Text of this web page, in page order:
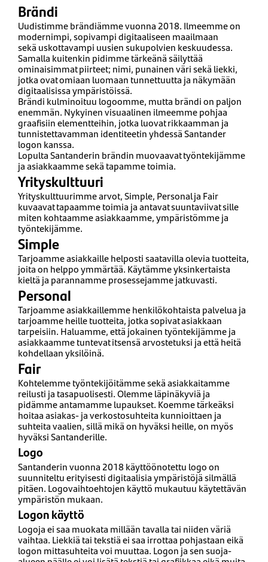
Brändi
Uudistimme brändiämme vuonna 2018. Ilmeemme on
modernimpi, sopivampi digitaaliseen maailmaan
sekä uskottavampi uusien sukupolvien keskuudessa.
Samalla kuitenkin pidimme tärkeänä säilyttää
ominaisimmat piirteet; nimi, punainen väri sekä liekki,
jotka ovat omiaan luomaan tunnettuutta ja näkymään
digitaalisissa ympäristöissä.
Brändi kulminoituu logoomme, mutta brändi on paljon
enemmän. Nykyinen visuaalinen ilmeemme pohjaa
graafisiin elementteihin, jotka luovat rikkaamman ja
tunnistettavamman identiteetin yhdessä Santander
logon kanssa.
Lopulta Santanderin brändin muovaavat työntekijämme
ja asiakkaamme sekä tapamme toimia.
​Yrityskulttuuri
​Yrityskulttuurimme arvot, Simple, Personal ja Fair
kuvaavat tapaamme toimia ja antavat suuntaviivat sille
miten kohtaamme asiakkaamme, ympäristömme ja
työntekijämme.
Simple
Tarjoamme asiakkaille helposti saatavilla olevia tuotteita,
joita on helppo ymmärtää. Käytämme yksinkertaista
kieltä ja parannamme prosessejamme jatkuvasti.
Personal
Tarjoamme asiakkaillemme henkilökohtaista palvelua ja
tarjoamme heille tuotteita, jotka sopivat asiakkaan
tarpeisiin. Haluamme, että jokainen työntekijämme ja
asiakkaamme tuntevat itsensä arvostetuksi ja että heitä
kohdellaan yksilöinä.
Fair
Kohtelemme työntekijöitämme sekä asiakkaitamme
reilusti ja tasapuolisesti. Olemme läpinäkyviä ja
pidämme antamamme lupaukset. Koemme tärkeäksi
hoitaa asiakas- ja verkostosuhteita kunnioittaen ja
suhteita vaalien, sillä mikä on hyväksi heille, on myös
hyväksi Santanderille.
Logo
Santanderin vuonna 2018 käyttöönotettu logo on
suunniteltu erityisesti digitaalisia ympäristöjä silmällä
pitäen. Logovaihtoehtojen käyttö mukautuu käytettävän
ympäristön mukaan.
Logon käyttö
Logoja ei saa muokata millään tavalla tai niiden väriä
vaihtaa. Liekkiä tai tekstiä ei saa irrottaa pohjastaan eikä
logon mittasuhteita voi muuttaa. Logon ja sen suoja-